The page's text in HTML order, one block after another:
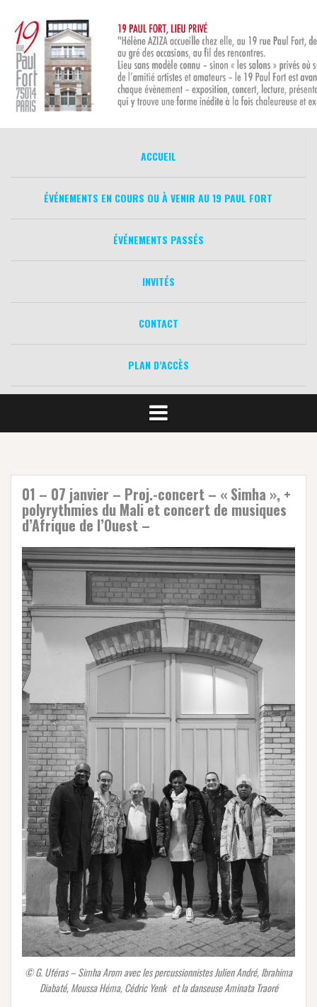
contenu
ACCUEIL
ÉVÉNEMENTS EN COURS OU À VENIR AU 19 PAUL FORT
ÉVÉNEMENTS PASSÉS
INVITÉS
CONTACT
PLAN D’ACCÈS
01 – 07 janvier – Proj.-concert – « Simha », +
polyrythmies du Mali et concert de musiques
d’Afrique de l’Ouest –
© G. Uféras – Simha Arom avec les percussionnistes Julien André, Ibrahima
Diabaté, Moussa Héma, Cédric Yenk et la danseuse Aminata Traoré